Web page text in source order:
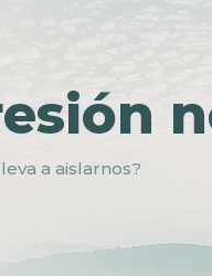
a aislarnos?